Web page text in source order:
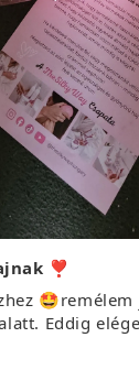
❣️
Eddig